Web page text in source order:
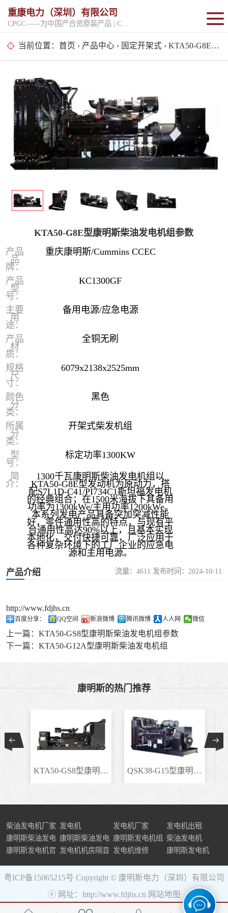
重康电力（深圳）有限公司
当前位置： 首页 › 产品中心 › 固定开架式 › KTA50-G8E型康明斯柴油发电机组参数
KTA50-G8E型康明斯柴油发电机组参数
产品
品
牌：
重庆康明斯/Cummins CCEC
产品
型
号：
KC1300GF
主要
用
途：
备用电源/应急电源
产品
材
质：
全铜无刷
规格
尺
寸：
6079x2138x2525mm
颜色
分
类：
黑色
所属
分
类：
开架式柴发机组
型
号：
标定功率1300KW
简
介：
1300千瓦康明斯柴油发电机组以
KTA50-G8E型发动机为原动力，搭
配S7L1D-C41/PI734C1斯坦福发电机
的经典组合；在1500米海拔下其备用
功率为1300kWe/主用功率1200kWe。
本系列发电产品具备突加突减性能
好，零件通用性高的特点，与现有平
台通用性高达90%以上，且基本实现
本地化，交付快捷可靠，广泛应用于
各种复杂环境下的工厂企业的应急电
源和主用电源。
产品介绍 流量：4611 发布时间：2024-10-11
http://www.fdjhs.cn
百度分享： QQ空间 新浪微博 腾讯微博 人人网 微信
上一篇： KTA50-GS8型康明斯柴油发电机组参数
下一篇： KTA50-G12A型康明斯柴油发电机组
康明斯的热门推荐
KTA50-GS8型康明斯柴.. QSK38-G15型康明斯柴..
柴油发电机厂家 发电机 发电机厂家
发电机出租
康明斯柴油发电
机组
康明斯柴油发电
机
康明斯发电机组 柴油发电机
康明斯发电机官 发电机机房隔音 发电机维修 康明斯发电机
粤ICP备15065215号 Copyright © 康明斯电力（深圳）有限公司
ⓔ 网址：http://www.fdjhs.cn 网站地图
固定开架式
移动电站